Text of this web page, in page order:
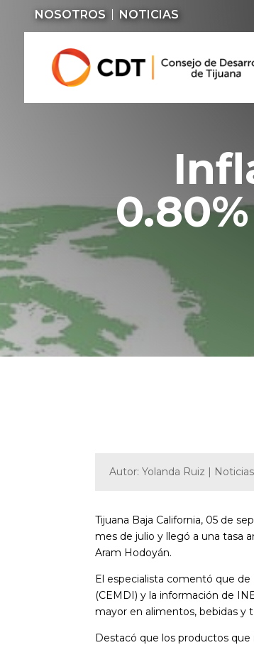
NOSOTROS NOTICIAS
Autor: Yolanda Ruiz | Noticias
Tijuana Baja California, 05 de
mes de julio y llegó a una tasa
Aram Hodoyán.
El especialista comentó que
(CEMDI) y la información de
mayor en alimentos, bebidas y
Destacó que los productos que